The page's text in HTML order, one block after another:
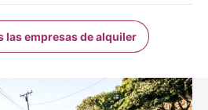
las empresas de alquiler